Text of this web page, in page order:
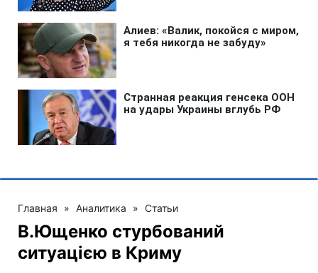
Главная » Аналитика » Статьи
В.Ющенко стурбований
ситуацією в Криму